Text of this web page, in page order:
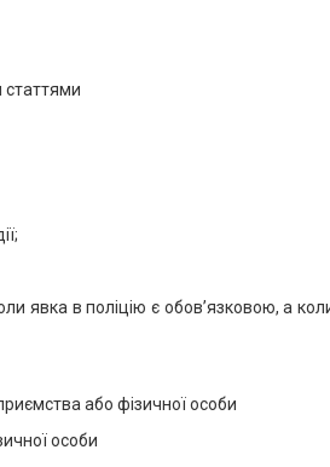
статтями
явка в поліцію є обов’язковою, а
або фізичної особи
особи